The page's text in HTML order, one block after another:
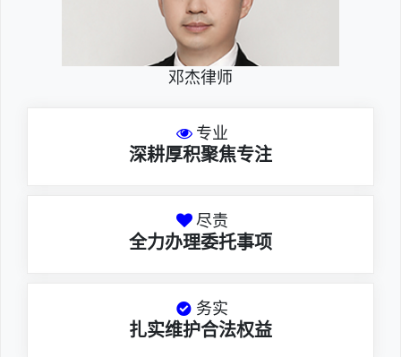
邓杰律师
专业
深耕厚积聚焦专注
尽责
全力办理委托事项
务实
扎实维护合法权益